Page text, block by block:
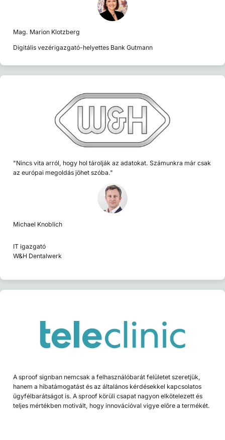
Mag. Marion Klotzberg
Digitális vezérigazgató-helyettes Bank Gutmann
"Nincs vita arról, hogy hol tárolják az adatokat. Számunkra már csak
az európai megoldás jöhet szóba."
Michael Knoblich
IT igazgató
W&H Dentalwerk
A sproof signban nemcsak a felhasználóbarát felületet szeretjük,
hanem a hibatámogatást és az általános kérdésekkel kapcsolatos
ügyfélbarátságot is. A sproof körüli csapat nagyon elkötelezett és
teljes mértékben motivált, hogy innovációval vigye előre a termékét.